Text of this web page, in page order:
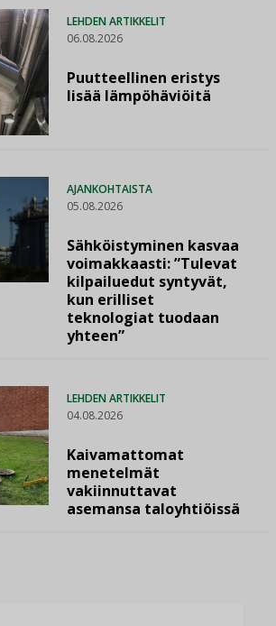
LEHDEN ARTIKKELIT
06.08.2026
Puutteellinen eristys
lisää lämpöhäviöitä
AJANKOHTAISTA
05.08.2026
Sähköistyminen kasvaa
voimakkaasti: ”Tulevat
kilpailuedut syntyvät,
kun erilliset
teknologiat tuodaan
yhteen”
LEHDEN ARTIKKELIT
04.08.2026
Kaivamattomat
menetelmät
vakiinnuttavat
asemansa taloyhtiöissä